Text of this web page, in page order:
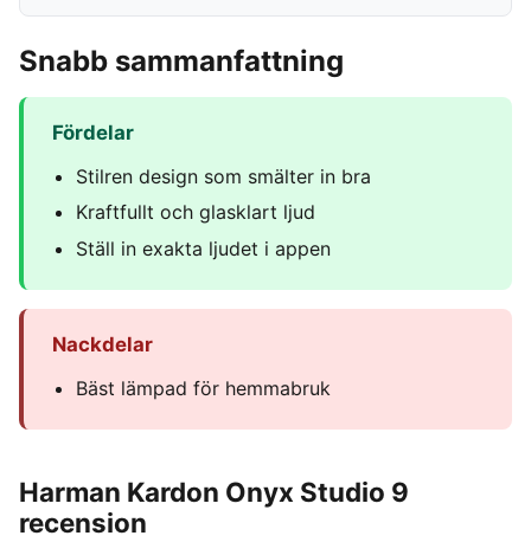
Snabb sammanfattning
Fördelar
Stilren design som smälter in bra
Kraftfullt och glasklart ljud
Ställ in exakta ljudet i appen
Nackdelar
Bäst lämpad för hemmabruk
Harman Kardon Onyx Studio 9
recension